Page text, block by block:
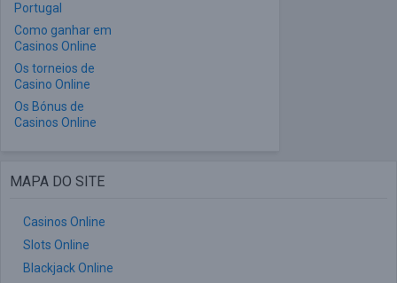
Portugal
Como ganhar em
Casinos Online
Os torneios de
Casino Online
Os Bónus de
Casinos Online
MAPA DO SITE
Casinos Online
Slots Online
Blackjack Online